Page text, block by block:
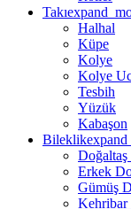
Takı
Halhal
Küpe
Kolye
Kolye
Tesbih
Yüzük
Kabaşon
Bileklik
Erkek
Gümüş